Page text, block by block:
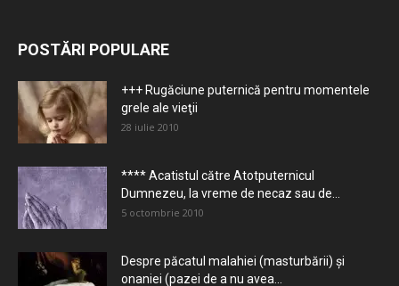
POSTĂRI POPULARE
+++ Rugăciune puternică pentru momentele
grele ale vieţii
28 iulie 2010
**** Acatistul către Atotputernicul
Dumnezeu, la vreme de necaz sau de...
5 octombrie 2010
Despre păcatul malahiei (masturbării) şi
onaniei (pazei de a nu avea...